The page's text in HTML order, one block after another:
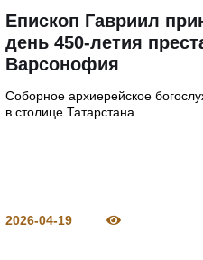
Епископ Гавриил
день 450-летия
Варсонофия
Соборное архиерейское
в столице Татарстана
2026-04-19